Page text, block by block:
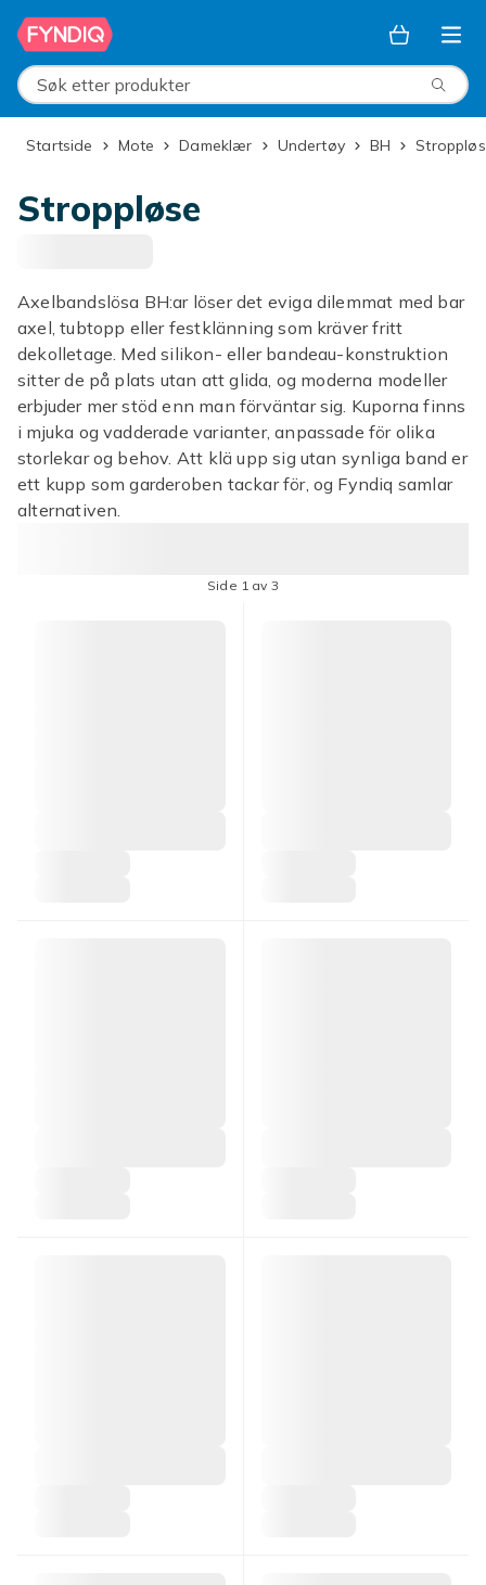
Hopp til hovedinnhold
Søk etter produkter
Startside Mote Dameklær Undertøy BH Stroppløs
Stroppløse
Axelbandslösa BH:ar löser det eviga dilemmat med bar
axel, tubtopp eller festklänning som kräver fritt
dekolletage. Med silikon- eller bandeau-konstruktion
sitter de på plats utan att glida, og moderna modeller
erbjuder mer stöd enn man förväntar sig. Kuporna finns
i mjuka og vadderade varianter, anpassade för olika
storlekar og behov. Att klä upp sig utan synliga band er
ett kupp som garderoben tackar för, og Fyndiq samlar
alternativen.
Side 1 av 3